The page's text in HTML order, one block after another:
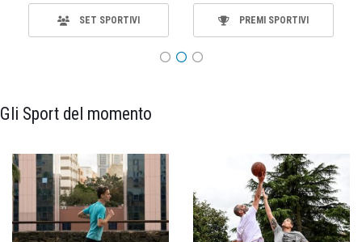
SET SPORTIVI PREMI SPORTIVI
Gli Sport del momento